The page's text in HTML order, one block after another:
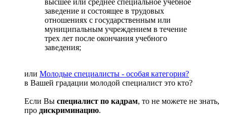
высшее или среднее специальное учебное
заведение и состоящее в трудовых
отношениях с государственным или
муниципальным учреждением в течение
трех лет после окончания учебного
заведения;
или Молодые специалисты - особая категория?
в Вашей градации молодой специалист это кто?
Если Вы специалист по кадрам, то не можете не знать,
про дискриминацию.